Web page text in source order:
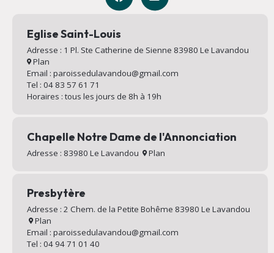
Eglise Saint-Louis
Adresse : 1 Pl. Ste Catherine de Sienne 83980 Le Lavandou
Plan
Email : paroissedulavandou@gmail.com
Tel : 04 83 57 61 71
Horaires : tous les jours de 8h à 19h
Chapelle Notre Dame de l'Annonciation
Adresse : 83980 Le Lavandou Plan
Presbytère
Adresse : 2 Chem. de la Petite Bohême 83980 Le Lavandou
Plan
Email : paroissedulavandou@gmail.com
Tel : 04 94 71 01 40